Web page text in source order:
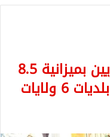
مشروع جديد لدعم السوريين بميزانية 8.5